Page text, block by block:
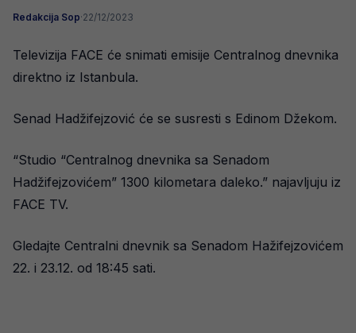
Redakcija Sop·22/12/2023
Televizija FACE će snimati emisije Centralnog dnevnika
direktno iz Istanbula.
Senad Hadžifejzović će se susresti s Edinom Džekom.
“Studio “Centralnog dnevnika sa Senadom
Hadžifejzovićem” 1300 kilometara daleko.” najavljuju iz
FACE TV.
Gledajte Centralni dnevnik sa Senadom Hažifejzovićem
22. i 23.12. od 18:45 sati.